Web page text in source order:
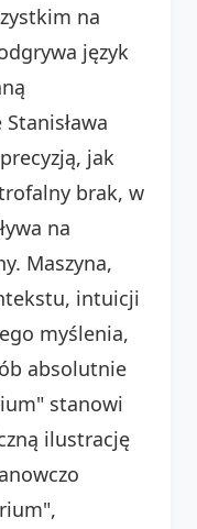
na
język
jak
brak, w
na
Maszyna,
intuicji
myślenia,
absolutnie
stanowi
ilustrację